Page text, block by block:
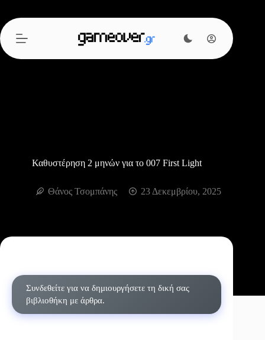
περιεχόμενο
Καθυστέρηση 2 μηνών για το 007 First Light
Θάνος Τσομπάνης 23 Δεκεμβρίου, 2025
Συνδεθείτε για να δημιουργήσετε τη δική σας
βιβλιοθήκη με άρθρα.